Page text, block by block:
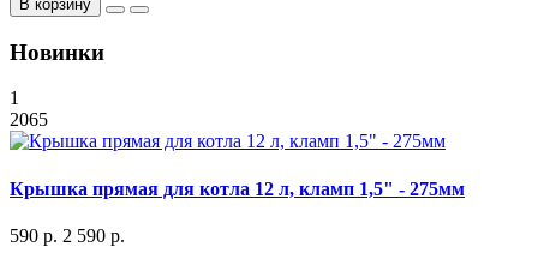
В корзину
Новинки
1
2065
Крышка прямая для котла 12 л, кламп 1,5" - 275мм
590 р. 2 590 р.